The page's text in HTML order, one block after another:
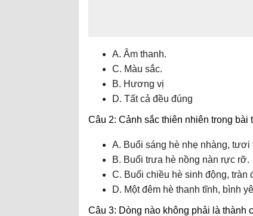
A. Âm thanh.
C. Màu sắc.
B. Hương vị
D. Tất cả đều đúng
Câu 2: Cảnh sắc thiên nhiên trong bài
A. Buổi sáng hè nhẹ nhàng, tươi
B. Buổi trưa hè nồng nàn rực rỡ.
C. Buổi chiều hè sinh động, tràn
D. Một đêm hè thanh tĩnh, bình
Câu 3: Dòng nào không phải là thành